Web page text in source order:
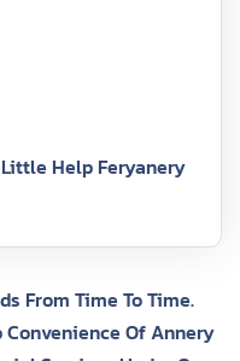
Help Feryanery
From Time To Time.
Of Annery